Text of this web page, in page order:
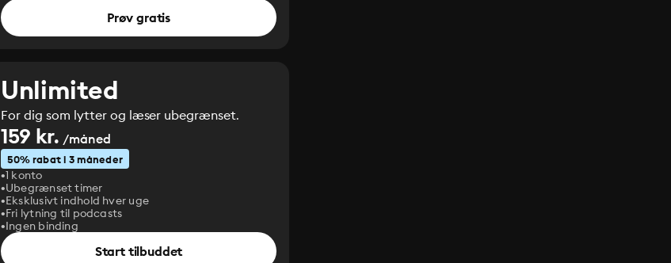
Prøv gratis
Unlimited
For dig som lytter og læser ubegrænset.
159 kr. /måned
50% rabat i 3 måneder
1 konto
Ubegrænset timer
Eksklusivt indhold hver uge
Fri lytning til podcasts
Ingen binding
Start tilbuddet